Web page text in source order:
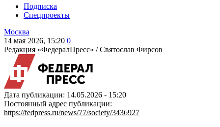
Подписка
Спецпроекты
Москва
14 мая 2026, 15:20 0
Редакция «ФедералПресс» /Святослав Фирсов
Дата публикации: 14.05.2026 - 15:20
Постоянный адрес публикации:
https://fedpress.ru/news/77/society/3436927